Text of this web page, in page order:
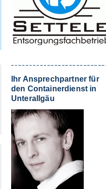
Ihr Ansprechpartner für
den Containerdienst in
Unterallgäu